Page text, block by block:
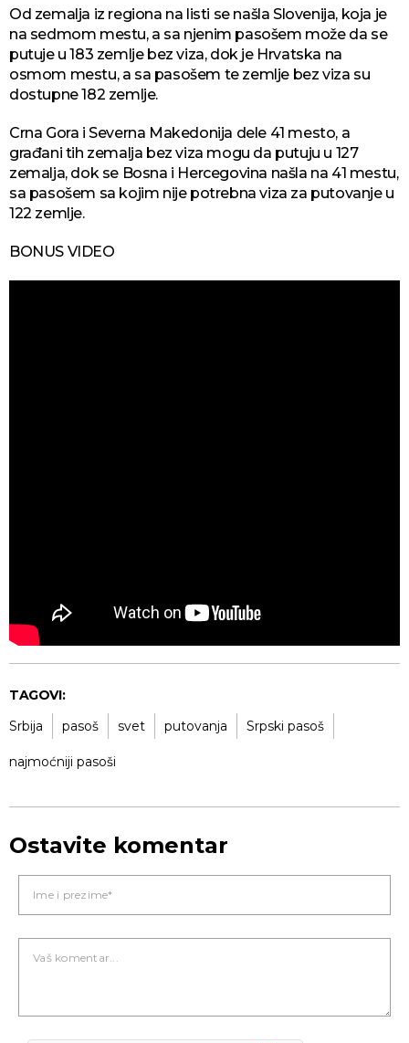
Od zemalja iz regiona na listi se našla Slovenija, koja je
na sedmom mestu, a sa njenim pasošem može da se
putuje u 183 zemlje bez viza, dok je Hrvatska na
osmom mestu, a sa pasošem te zemlje bez viza su
dostupne 182 zemlje.
Crna Gora i Severna Makedonija dele 41 mesto, a
građani tih zemalja bez viza mogu da putuju u 127
zemalja, dok se Bosna i Hercegovina našla na 41 mestu,
sa pasošem sa kojim nije potrebna viza za putovanje u
122 zemlje.
BONUS VIDEO
TAGOVI:
Srbija
pasoš svet putovanja Srpski pasoš
najmoćniji pasoši
Ostavite komentar